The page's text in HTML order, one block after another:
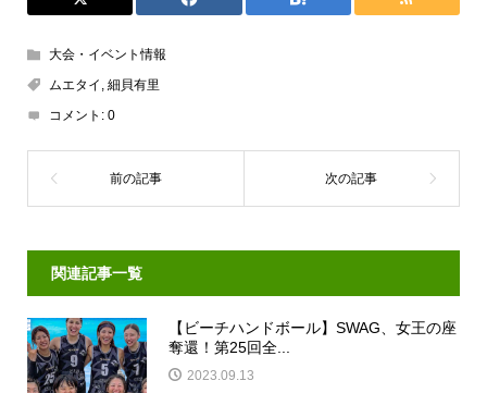
大会・イベント情報
ムエタイ , 細貝有里
コメント: 0
関連記事一覧
【ビーチハンドボール】SWAG、女王の座
奪還！第25回全...
2023.09.13